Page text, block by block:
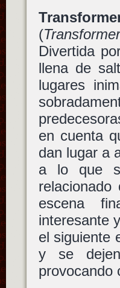
(
Divertida
llena de
lugares
en cuenta
dan lugar a
a lo que
relacionado
escena
interesante
el siguiente
y se
provocando